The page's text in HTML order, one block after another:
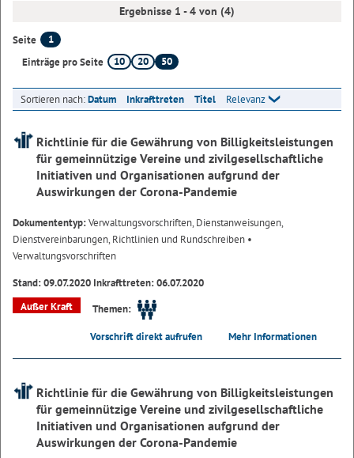
Ergebnisse 1 - 4 von (4)
Seite
1
Einträge pro Seite
10 20 50
Sortieren nach:Datum Inkrafttreten Titel Relevanz
Richtlinie für die Gewährung von Billigkeitsleistungen
für gemeinnützige Vereine und zivilgesellschaftliche
Initiativen und Organisationen aufgrund der
Auswirkungen der Corona-Pandemie
Dokumententyp:Verwaltungsvorschriften, Dienstanweisungen,
Dienstvereinbarungen, Richtlinien und Rundschreiben •
Verwaltungsvorschriften
Stand: 09.07.2020 Inkrafttreten: 06.07.2020
Außer Kraft
Themen:
Vorschrift direkt aufrufen Mehr Informationen
Richtlinie für die Gewährung von Billigkeitsleistungen
für gemeinnützige Vereine und zivilgesellschaftliche
Initiativen und Organisationen aufgrund der
Auswirkungen der Corona-Pandemie